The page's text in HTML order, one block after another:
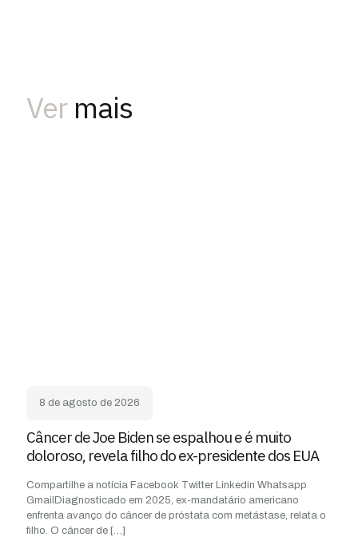
Ver mais
8 de agosto de 2026
Câncer de Joe Biden se espalhou e é muito
doloroso, revela filho do ex-presidente dos EUA
Compartilhe a notícia Facebook Twitter Linkedin Whatsapp
GmailDiagnosticado em 2025, ex-mandatário americano
enfrenta avanço do câncer de próstata com metástase, relata o
filho. O câncer de […]